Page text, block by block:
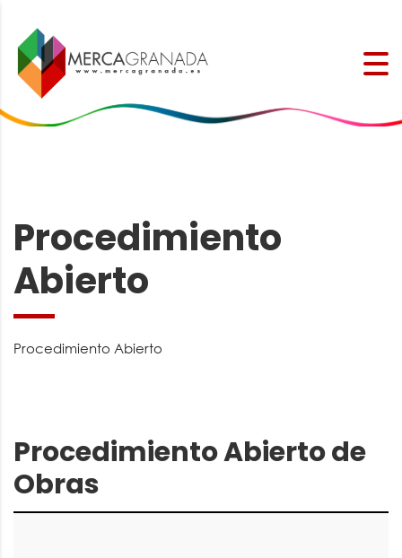
Procedimiento
Abierto
Procedimiento Abierto
Procedimiento Abierto de
Obras